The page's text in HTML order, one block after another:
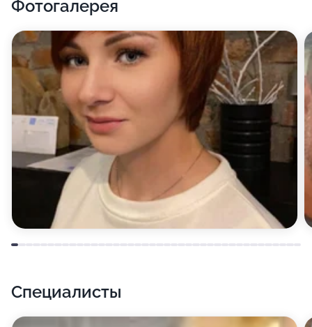
захватывающих красок, даст чувство преображения.
Профессиональные средства для окрашивания в
руках наших парикмахеров не только не ухудшат
состояние ваших волос, но, наоборот, сделают их
шелковистыми и гладкими, а при определенных
условиях даже придадут дополнительный объем -
результат, которого вряд ли можно достичь при
домашней окраске.
Также к услугам наших гостей массаж головы,
мелирование, тонирование, выпрямление,
наращивание, укладка, химическая завивка,
биозавивка и маски для волос, вечерние и
Фотогалерея
Специалисты